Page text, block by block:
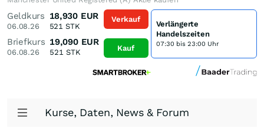
Geldkurs
06.08.26
18,930 EUR
521 STK
Briefkurs
06.08.26
19,090 EUR
521 STK
Verkauf
Kauf
Verlängerte
Handelszeiten
07:30 bis 23:00 Uhr
Kurse, Daten, News & Forum